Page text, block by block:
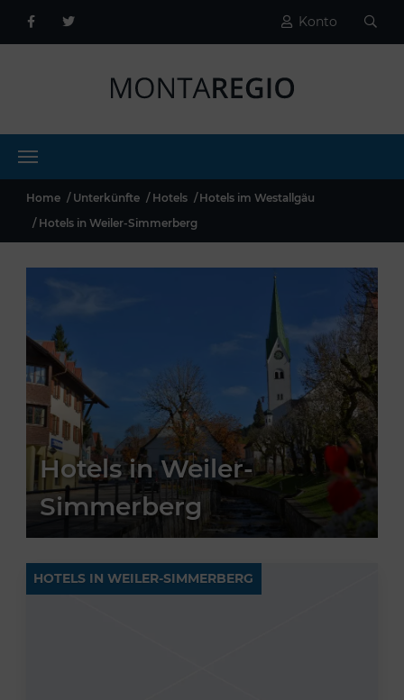
Konto
Home Unterkünfte Hotels
Hotels im Westallgäu
Hotels in Weiler-Simmerberg
Hotels in Weiler-
Simmerberg
HOTELS IN WEILER-SIMMERBERG